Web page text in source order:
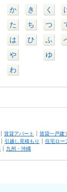
か き く
た
ち つ
は
ひ ふ
や
ゆ
わ
賃貸アパート
賃貸一戸建
引越し見積もり
住宅ロー
九州・沖縄